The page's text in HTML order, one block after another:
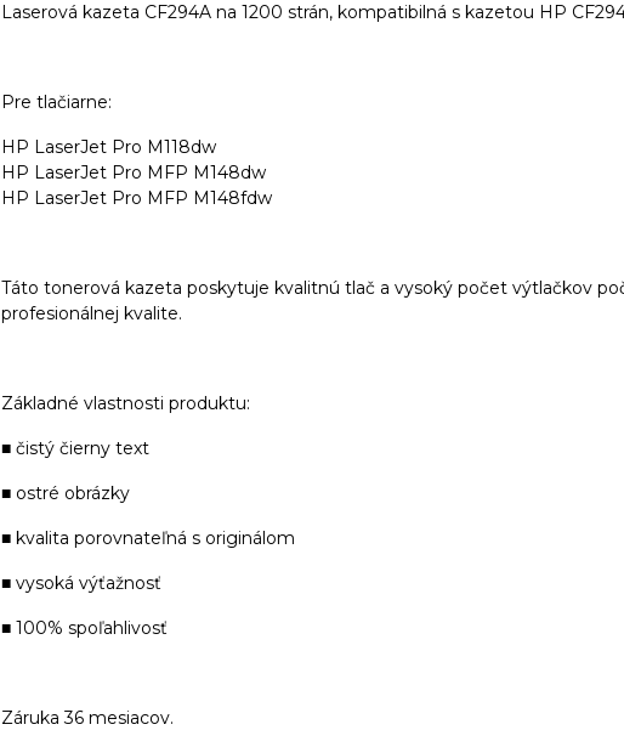
Laserová kazeta CF294A na 1200 strán, kompatibilná s kazetou HP
Pre tlačiarne:
HP LaserJet Pro M118dw
HP LaserJet Pro MFP M148dw
HP LaserJet Pro MFP M148fdw
Táto tonerová kazeta poskytuje kvalitnú tlač a vysoký počet výtlačkov
profesionálnej kvalite.
Základné vlastnosti produktu:
■ čistý čierny text
■ ostré obrázky
■ kvalita porovnateľná s originálom
■ vysoká výťažnosť
■ 100% spoľahlivosť
Záruka 36 mesiacov.